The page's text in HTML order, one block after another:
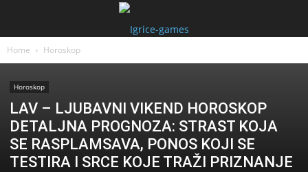
Home Horoskop
Horoskop
LAV – LJUBAVNI VIKEND HOROSKOP
DETALJNA PROGNOZA: STRAST KOJA
SE RASPLAMSAVA, PONOS KOJI SE
TESTIRA I SRCE KOJE TRAŽI PRIZNANJE